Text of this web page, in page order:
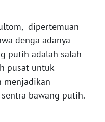
dipertemuan
denga adanya
putih adalah salah
pusat untuk
menjadikan
bawang putih.